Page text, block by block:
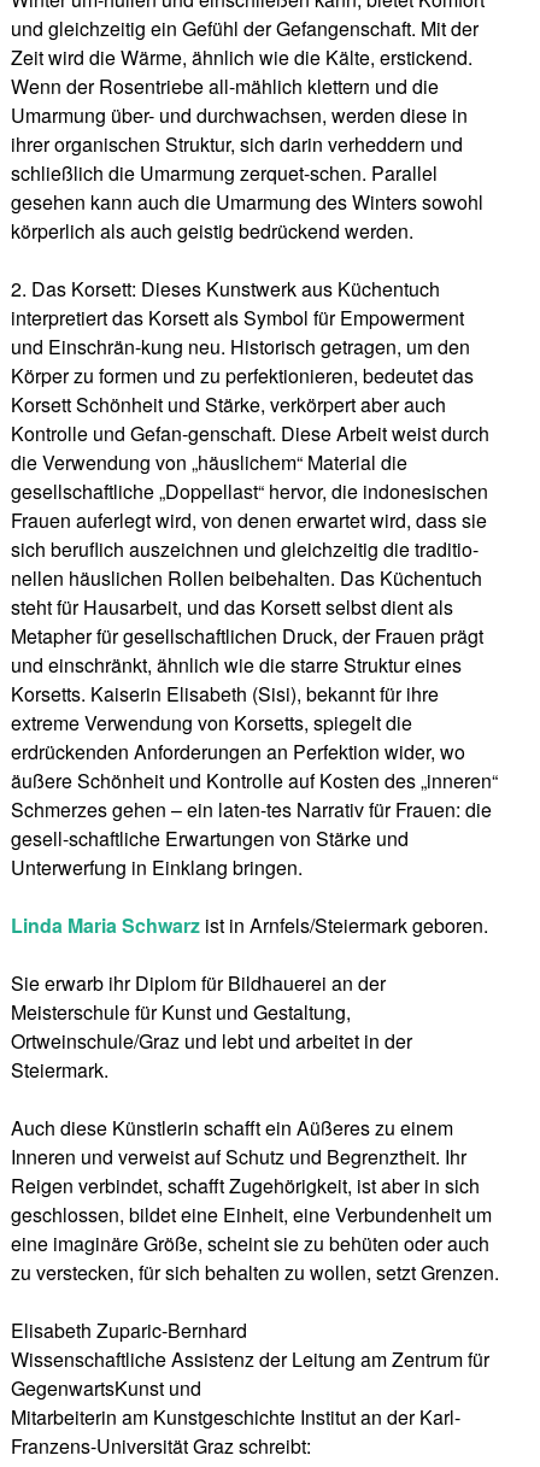
und gleichzeitig ein Gefühl der Gefangenschaft. Mit der
Zeit wird die Wärme, ähnlich wie die Kälte, erstickend.
Wenn der Rosentriebe all-mählich klettern und die
Umarmung über- und durchwachsen, werden diese in
ihrer organischen Struktur, sich darin verheddern und
schließlich die Umarmung zerquet-schen. Parallel
gesehen kann auch die Umarmung des Winters sowohl
körperlich als auch geistig bedrückend werden.
2. Das Korsett: Dieses Kunstwerk aus Küchentuch
interpretiert das Korsett als Symbol für Empowerment
und Einschrän-kung neu. Historisch getragen, um den
Körper zu formen und zu perfektionieren, bedeutet das
Korsett Schönheit und Stärke, verkörpert aber auch
Kontrolle und Gefan-genschaft. Diese Arbeit weist durch
die Verwendung von „häuslichem“ Material die
gesellschaftliche „Doppellast“ hervor, die indonesischen
Frauen auferlegt wird, von denen erwartet wird, dass sie
sich beruflich auszeichnen und gleichzeitig die traditio-
nellen häuslichen Rollen beibehalten. Das Küchentuch
steht für Hausarbeit, und das Korsett selbst dient als
Metapher für gesellschaftlichen Druck, der Frauen prägt
und einschränkt, ähnlich wie die starre Struktur eines
Korsetts. Kaiserin Elisabeth (Sisi), bekannt für ihre
extreme Verwendung von Korsetts, spiegelt die
erdrückenden Anforderungen an Perfektion wider, wo
äußere Schönheit und Kontrolle auf Kosten des „inneren“
Schmerzes gehen – ein laten-tes Narrativ für Frauen: die
gesell-schaftliche Erwartungen von Stärke und
Unterwerfung in Einklang bringen.
Linda Maria Schwarz ist in Arnfels/Steiermark geboren.
Sie erwarb ihr Diplom für Bildhauerei an der
Meisterschule für Kunst und Gestaltung,
Ortweinschule/Graz und lebt und arbeitet in der
Steiermark.
Auch diese Künstlerin schafft ein Aüßeres zu einem
Inneren und verweist auf Schutz und Begrenztheit. Ihr
Reigen verbindet, schafft Zugehörigkeit, ist aber in sich
geschlossen, bildet eine Einheit, eine Verbundenheit um
eine imaginäre Größe, scheint sie zu behüten oder auch
zu verstecken, für sich behalten zu wollen, setzt Grenzen.
Elisabeth Zuparic-Bernhard
Wissenschaftliche Assistenz der Leitung am Zentrum für
GegenwartsKunst und
Mitarbeiterin am Kunstgeschichte Institut an der Karl-
Franzens-Universität Graz schreibt: